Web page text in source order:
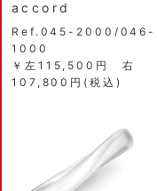
accord
Ref.045-2000/046-
1000
￥左115,500円 右
107,800円(税込)